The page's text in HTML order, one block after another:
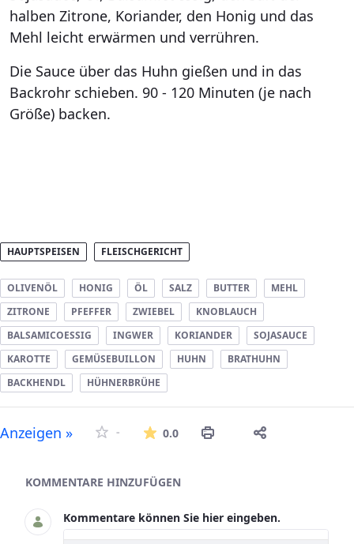
halben Zitrone, Koriander, den Honig und das
Mehl leicht erwärmen und verrühren.
Die Sauce über das Huhn gießen und in das
Backrohr schieben. 90 - 120 Minuten (je nach
Größe) backen.
HAUPTSPEISEN FLEISCHGERICHT
OLIVENÖL HONIG ÖL SALZ BUTTER
MEHL
ZITRONE
PFEFFER ZWIEBEL
KNOBLAUCH
BALSAMICOESSIG
INGWER KORIANDER
SOJASAUCE
KAROTTE
GEMÜSEBUILLON HUHN
BRATHUHN
BACKHENDL
HÜHNERBRÜHE
Anzeigen » - 0.0Die durchschnittliche
Asset-Herausgeber
KOMMENTARE HINZUFÜGEN
Kommentare können Sie hier eingeben.